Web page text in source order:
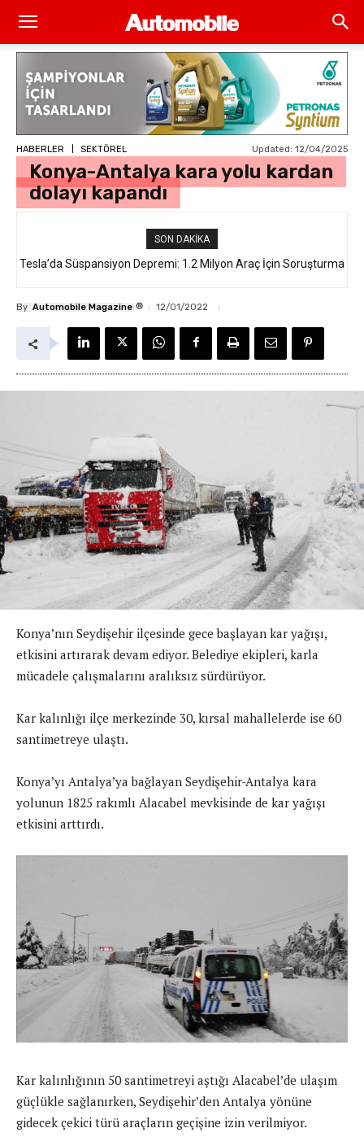
HABERLER SEKTÖREL Updated: 12/04/2025
Konya-Antalya kara yolu kardan
dolayı kapandı
SON DAKIKA
Tesla’da Süspansiyon Depremi: 1.2 Milyon Araç İçin Soruşturma
By Automobile Magazine ® 12/01/2022
Konya’nın Seydişehir ilçesinde gece başlayan kar yağışı,
etkisini artırarak devam ediyor. Belediye ekipleri, karla
mücadele çalışmalarını aralıksız sürdürüyor.
Kar kalınlığı ilçe merkezinde 30, kırsal mahallelerde ise 60
santimetreye ulaştı.
Konya’yı Antalya’ya bağlayan Seydişehir-Antalya kara
yolunun 1825 rakımlı Alacabel mevkisinde de kar yağışı
etkisini arttırdı.
Kar kalınlığının 50 santimetreyi aştığı Alacabel’de ulaşım
güçlükle sağlanırken, Seydişehir’den Antalya yönüne
gidecek çekici türü araçların geçişine izin verilmiyor.